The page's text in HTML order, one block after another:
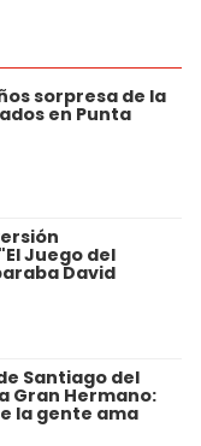
sorpresa de la
en Punta
Juego del
David
Santiago del
Gran Hermano:
la gente ama